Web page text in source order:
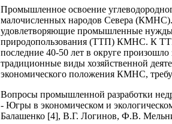
Промышленное освоение
малочисленных народов Севера (КМНС).
удовлетворяющие промышленные
природопользования (ТТП) КМНС. К
последние 40-50 лет в округе
традиционные виды хозяйственной
экономического положения КМНС,
Вопросы промышленной разработки
- Югры в экономическом и
Балашенко [4], В.Г. Логинов, Ф.В.